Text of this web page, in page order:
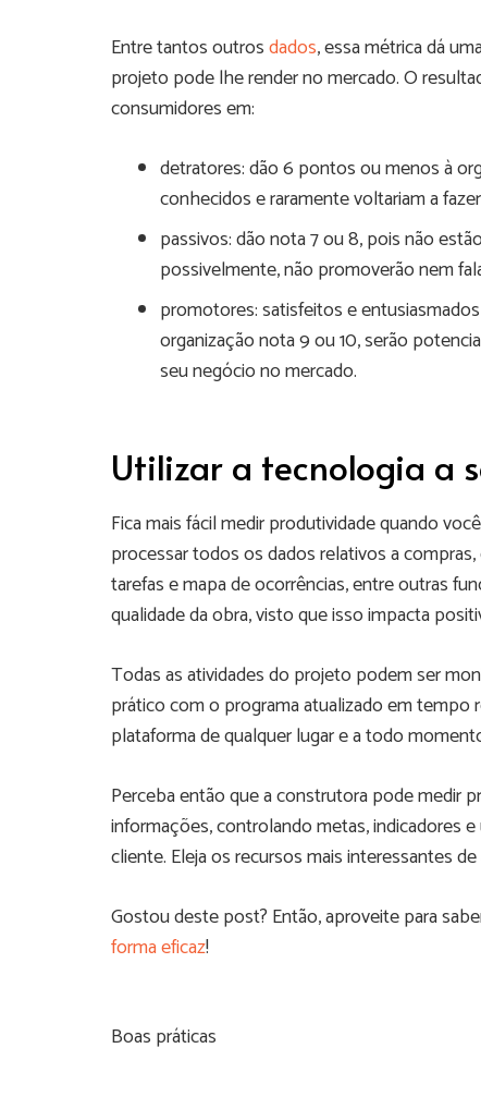
Entre tantos outrosdados, essa métrica dá
projeto pode lhe render no mercado. O
consumidores em:
detratores: dão 6 pontos ou menos à
conhecidos e raramente voltariam a
passivos: dão nota 7 ou 8, pois não
possivelmente, não promoverão nem
promotores: satisfeitos e
organização nota 9 ou 10, serão
seu negócio no mercado.
Utilizar a tecnologia a
Fica mais fácil medir produtividade quando
processar todos os dados relativos a
tarefas e mapa de ocorrências, entre outras
qualidade da obra, visto que isso impacta
Todas as atividades do projeto podem ser
prático com o programa atualizado em tempo
plataforma de qualquer lugar e a todo
Perceba então que a construtora pode medir
informações, controlando metas, indicadores
cliente. Eleja os recursos mais interessantes
Gostou deste post? Então, aproveite para
forma eficaz!
Boas práticas